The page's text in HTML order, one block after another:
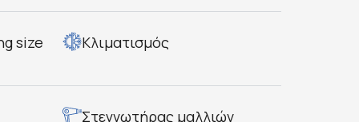
size
Κλιματισμός
Στεγνωτήρας μαλλιών